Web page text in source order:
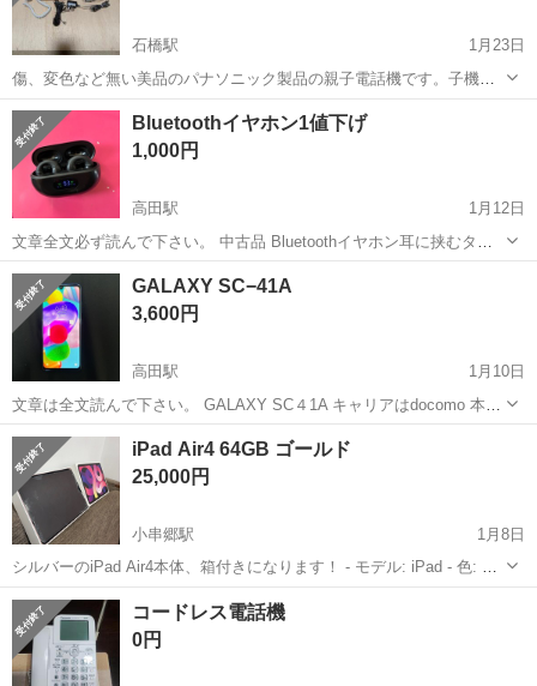
石橋駅
1月23日
傷、変色など無い美品のパナソニック製品の親子電話機です。子機の
電池は新品に変えています。商品は写真に写っているものです。備品
は揃っていますので、接続すればそのまま使用できます。
長崎 長崎市 電話、ＦＡＸ パナソニック
Bluetoothイヤホン1値下げ
1,000円
高田駅
1月12日
文章全文必ず読んで下さい。 中古品 Bluetoothイヤホン耳に挟むタイ
プ 消毒済み。 中古品ですので、傷有り。 質問等有りましたらお願い
します。 直ぐ返事が出来ない場合が有ります。 取り引き日程、場所も
お願いします。 取...
長崎 西彼杵郡
GALAXY SC−41A
3,600円
高田駅
1月10日
文章は全文読んで下さい。 GALAXY SC４1A キャリアはdocomo 本体
ブルー中古品 画面に小さな小傷あり 使用に支障無いと思います。 付
属品手帳型カバーブルー中古品 One Ulバージョン 4.1 Andro...
長崎 佐世保市 電話、ＦＡＸ
iPad Air4 64GB ゴールド
25,000円
小串郷駅
1月8日
シルバーのiPad Air4本体、箱付きになります！ - モデル: iPad - 色: ゴ
ールド - 付属品: 箱付き ご覧いただきありがとうございます。 ストレ
ージ容量···64GB 機能不良わありません！ 初期化...
長崎 長崎市 小串郷駅 電話、ＦＡＸ
コードレス電話機
0円